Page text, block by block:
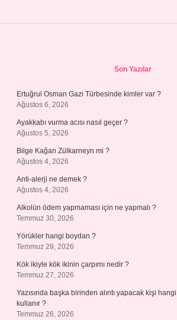
Son Yazılar
Ertuğrul Osman Gazi Türbesinde kimler var ?
Ağustos 6, 2026
Ayakkabı vurma acısı nasıl geçer ?
Ağustos 5, 2026
Bilge Kağan Zülkarneyn mi ?
Ağustos 4, 2026
Anti-alerji ne demek ?
Ağustos 4, 2026
Alkolün ödem yapmaması için ne yapmalı ?
Temmuz 30, 2026
Yörükler hangi boydan ?
Temmuz 29, 2026
Kök ikiyle kök ikinin çarpımı nedir ?
Temmuz 27, 2026
Yazısında başka birinden alıntı yapacak kişi
kullanır ?
Temmuz 26, 2026